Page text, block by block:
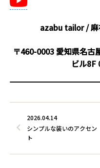
azabu tailor / 麻
〒460-0003 愛知県名古
ビル8F
2026.04.14
シンプルな装いのアクセン
ト